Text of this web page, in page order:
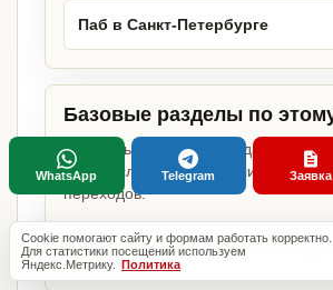
Паб в Санкт-Петербурге
Базовые разделы по
Родительские страницы дают более
обзор услуги, объекта или региона
переходов.
Документы для открытия
Cookie помогают сайту и формам работать корректно.
Для статистики посещений используем
Яндекс.Метрику. Политика
WhatsApp Telegram Заявка